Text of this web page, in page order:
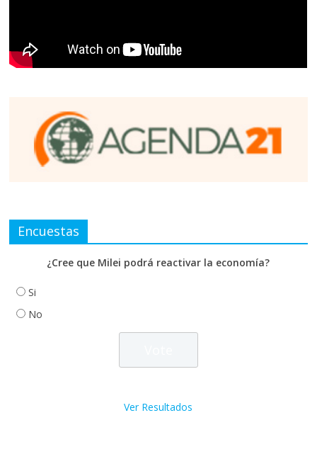
Encuestas
¿Cree que Milei podrá reactivar la economía?
Si
No
Ver Resultados